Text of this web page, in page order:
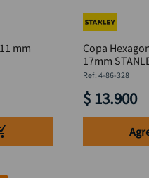
mm
Copa
17mm
:4-86-328
$ 13.900